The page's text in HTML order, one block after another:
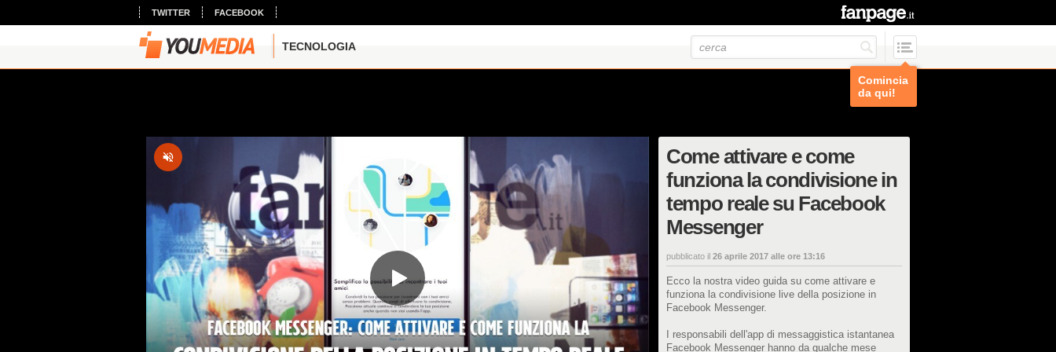
TWITTER FACEBOOK
TECNOLOGIA
Comincia
da qui!
Come attivare e come
funziona la condivisione in
tempo reale su Facebook
Messenger
pubblicato il 26 aprile 2017 alle ore 13:16
Ecco la nostra video guida su come attivare e
funziona la condivisione live della posizione in
Facebook Messenger.
I responsabili dell'app di messaggistica istantanea
Facebook Messenger hanno da qualche mese